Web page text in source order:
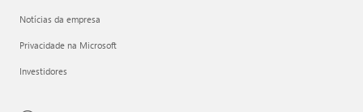
Notícias da empresa
Privacidade na Microsoft
Investidores